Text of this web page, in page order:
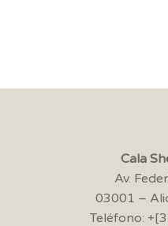
Cala
Av.
03001 –
Teléfono: